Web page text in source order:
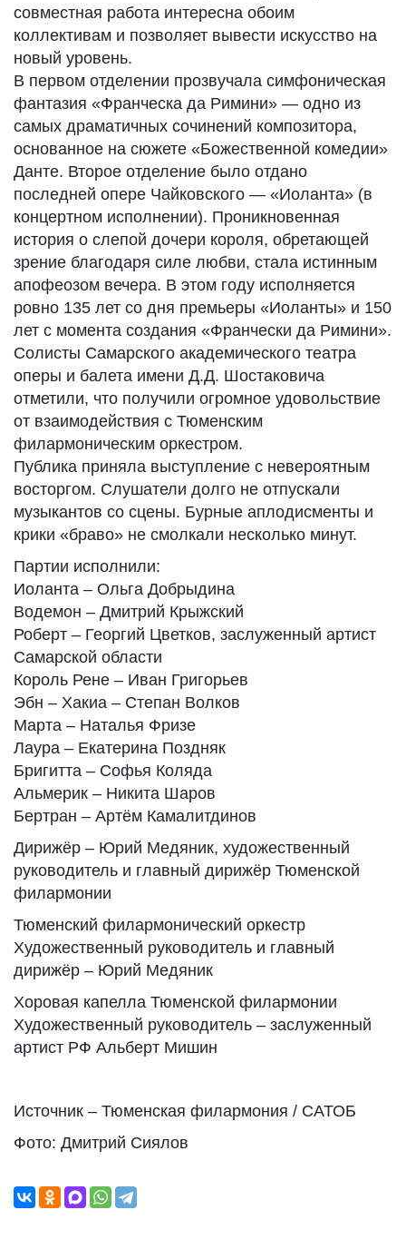
совместная работа интересна обоим
коллективам и позволяет вывести искусство на
новый уровень.
В первом отделении прозвучала симфоническая
фантазия «Франческа да Римини» — одно из
самых драматичных сочинений композитора,
основанное на сюжете «Божественной комедии»
Данте. Второе отделение было отдано
последней опере Чайковского — «Иоланта» (в
концертном исполнении). Проникновенная
история о слепой дочери короля, обретающей
зрение благодаря силе любви, стала истинным
апофеозом вечера. В этом году исполняется
ровно 135 лет со дня премьеры «Иоланты» и 150
лет с момента создания «Франчески да Римини».
Солисты Самарского академического театра
оперы и балета имени Д.Д. Шостаковича
отметили, что получили огромное удовольствие
от взаимодействия с Тюменским
филармоническим оркестром.
Публика приняла выступление с невероятным
восторгом. Слушатели долго не отпускали
музыкантов со сцены. Бурные аплодисменты и
крики «браво» не смолкали несколько минут.
Партии исполнили:
Иоланта – Ольга Добрыдина
Водемон – Дмитрий Крыжский
Роберт – Георгий Цветков, заслуженный артист
Самарской области
Король Рене – Иван Григорьев
Эбн – Хакиа – Степан Волков
Марта – Наталья Фризе
Лаура – Екатерина Поздняк
Бригитта – Софья Коляда
Альмерик – Никита Шаров
Бертран – Артём Камалитдинов
Дирижёр – Юрий Медяник, художественный
руководитель и главный дирижёр Тюменской
филармонии
Тюменский филармонический оркестр
Художественный руководитель и главный
дирижёр – Юрий Медяник
Хоровая капелла Тюменской филармонии
Художественный руководитель – заслуженный
артист РФ Альберт Мишин
Источник – Тюменская филармония / САТОБ
Фото: Дмитрий Сиялов